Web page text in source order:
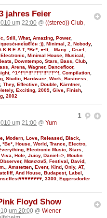
jahres Feier
um 22:00 @ ((stereo)) Club,
, Still , What, Amazing, Power,
:)), Minimal , 2, Nobody,
, *Be*, ●•It, ..Many.., Cruel ,
Electronic, Minimal House, Musical ,
, Downtempo, Stars, Bass, Club,
, Arena, Wagner, Dancefloor,
, ^1^!°!^!!°!°!°!°!!°!°!°^!, Compilation,
, Studio, Hardware, Work, Business,
, They, Effective, Double, Kärntner,
, Exciting, 2009, Give, Finish,
, 2002
1
um 21:00 @ Yum
Modern Love Released Black
*Be* House World Trance Electro
Electronic Music Stars
Viva Hole Juicy, Daniel--> Moulin
, Мαяσσи5 Festival David
Amstetten Event, Kind Only, AT,
, And House Budapest, Label
3300 Eggersdorfer
Floyd Show
um 20:00 @ Wiener